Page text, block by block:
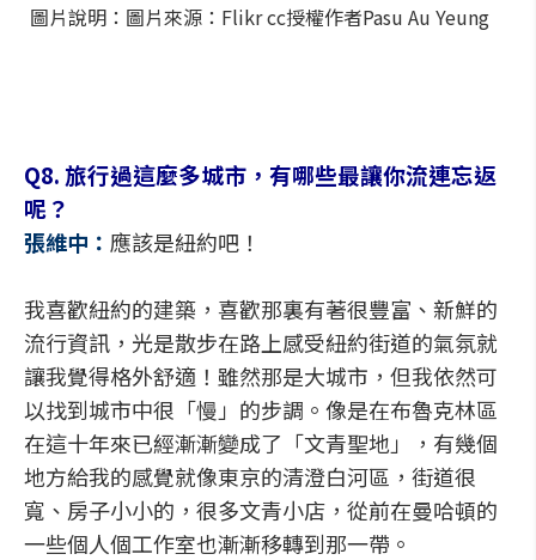
圖片說明：圖片來源：Flikr cc授權作者Pasu Au Yeung
Q8. 旅行過這麼多城市，有哪些最讓你流連忘返
呢？
張維中： 應該是紐約吧！
我喜歡紐約的建築，喜歡那裏有著很豐富、新鮮的
流行資訊，光是散步在路上感受紐約街道的氣氛就
讓我覺得格外舒適！雖然那是大城市，但我依然可
以找到城市中很「慢」的步調。像是在布魯克林區
在這十年來已經漸漸變成了「文青聖地」，有幾個
地方給我的感覺就像東京的清澄白河區，街道很
寬、房子小小的，很多文青小店，從前在曼哈頓的
一些個人個工作室也漸漸移轉到那一帶。